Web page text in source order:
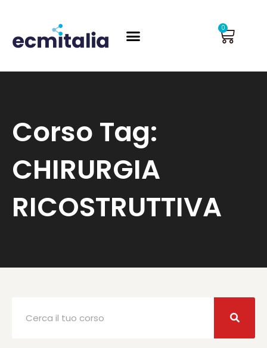
contenuto
0
Corso Tag:
CHIRURGIA
RICOSTRUTTIVA